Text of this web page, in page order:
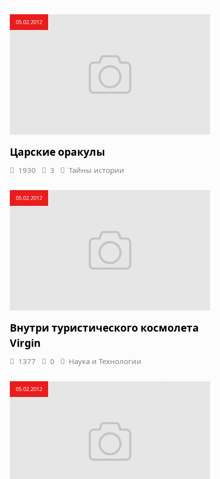
05.02.2012
Царские оракулы
1930 3 Тайны истории
05.02.2012
Внутри туристического космолета
Virgin
1377 0 Наука и Технологии
05.02.2012